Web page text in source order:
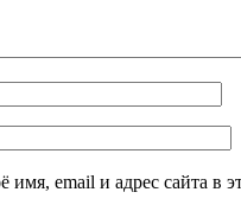
имя, email и адрес сайта в